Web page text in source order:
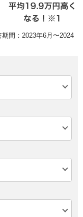
間：2023年6月〜2024